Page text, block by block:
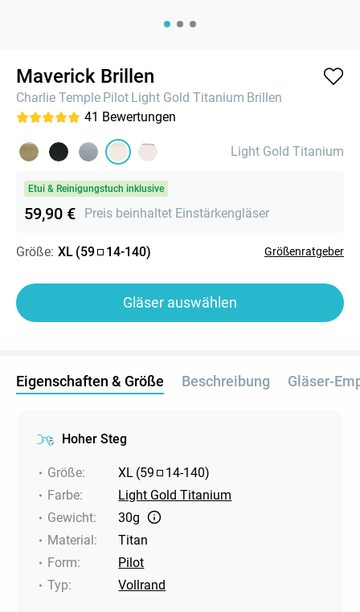
Maverick Brillen
Charlie Temple Pilot Light Gold Titanium Brillen
41 Bewertungen
Light Gold Titanium
Etui & Reinigungstuch inklusive
59,90 € Preis beinhaltet Einstärkengläser
Größe: XL (59 14-140) Größenratgeber
Gläser auswählen
Eigenschaften & Größe Beschreibung Gläser-
Hoher Steg
Größe: XL (59 14-140)
Farbe:
Light Gold Titanium
Gewicht:
30g
Material:
Titan
Form:
Pilot
Typ: Vollrand